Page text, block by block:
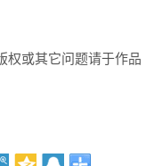
权或其它问题请于作品